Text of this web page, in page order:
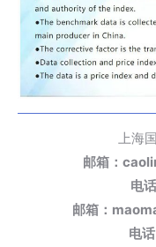
上海
邮箱：
电
邮箱：
电